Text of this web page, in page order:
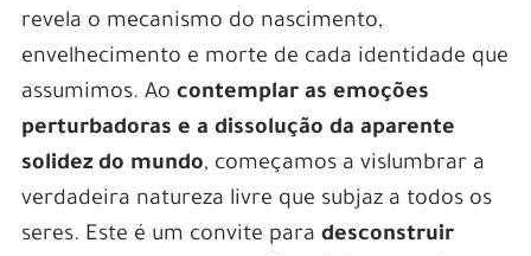
revela o mecanismo do nascimento,
envelhecimento e morte de cada identidade que
assumimos. Ao contemplar as emoções
perturbadoras e a dissolução da aparente
solidez do mundo, começamos a vislumbrar a
verdadeira natureza livre que subjaz a todos os
seres. Este é um convite para desconstruir